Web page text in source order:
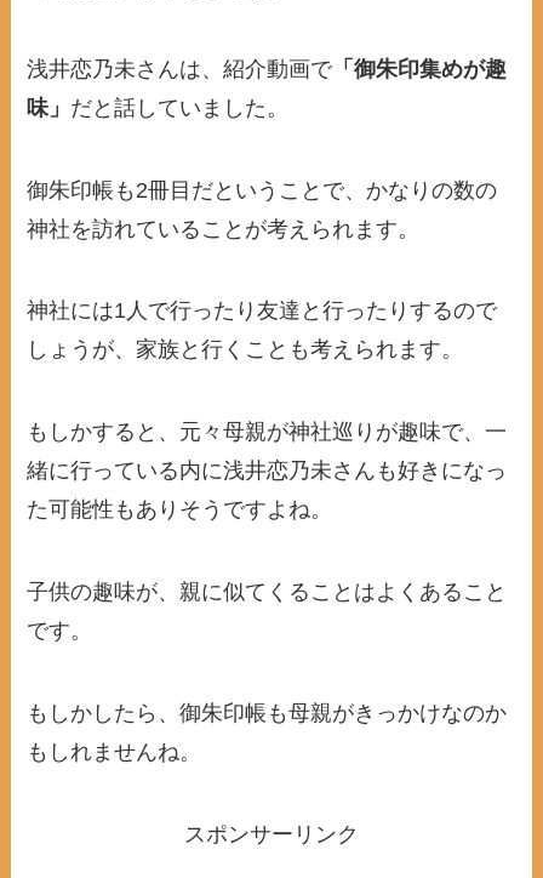
浅井恋乃未さんは、紹介動画で「御朱印集めが趣
味」 だと話していました。
御朱印帳も2冊目だということで、かなりの数の
神社を訪れていることが考えられます。
神社には1人で行ったり友達と行ったりするので
しょうが、家族と行くことも考えられます。
もしかすると、元々母親が神社巡りが趣味で、一
緒に行っている内に浅井恋乃未さんも好きになっ
た可能性もありそうですよね。
子供の趣味が、親に似てくることはよくあること
です。
もしかしたら、御朱印帳も母親がきっかけなのか
もしれませんね。
スポンサーリンク